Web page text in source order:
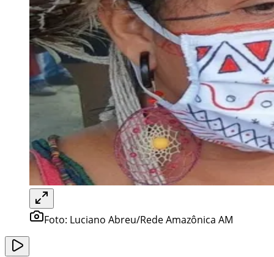
Foto: Luciano Abreu/Rede Amazônica AM